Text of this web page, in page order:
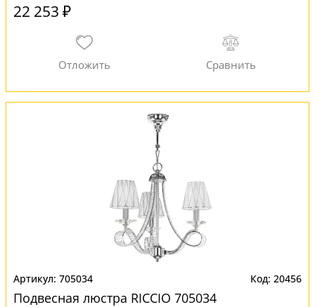
22 253 ₽
705034 20456
Подвесная люстра RICCIO 705034